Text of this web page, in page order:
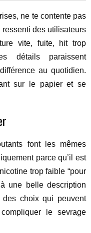
ne te contente pas
des utilisateurs
vite, fuite, hit trop
détails paraissent
au quotidien.
sur le papier et se
font les mêmes
parce qu’il est
trop faible “pour
une belle description
des choix qui peuvent
le sevrage